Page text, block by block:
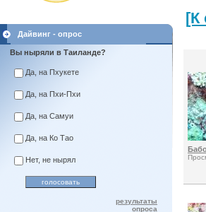
Дайвинг - опрос
Вы ныряли в Таиланде?
Да, на Пхукете
Да, на Пхи-Пхи
Да, на Самуи
Да, на Ко Тао
Нет, не нырял
результаты
опроса
[К